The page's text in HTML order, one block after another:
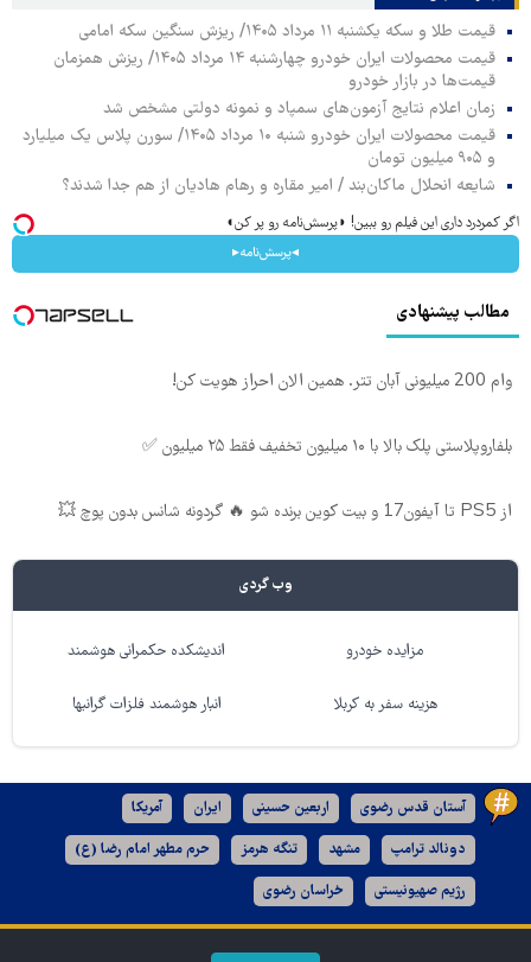
قیمت طلا و سکه یکشنبه ۱۱ مرداد ۱۴۰۵/ ریزش سنگین سکه امامی
قیمت محصولات ایران خودرو چهارشنبه ۱۴ مرداد ۱۴۰۵/ ریزش همزمان
قیمت‌ها در بازار خودرو
زمان اعلام نتایج آزمون‌های سمپاد و نمونه دولتی مشخص شد
قیمت محصولات ایران خودرو شنبه ۱۰ مرداد ۱۴۰۵/ سورن پلاس یک میلیارد
و ۹۰۵ میلیون تومان
شایعه انحلال ماکان‌بند / امیر مقاره و رهام هادیان از هم جدا شدند؟
اگر کمردرد داری این فیلم رو ببین! ◗پرسش‌نامه رو پر کن◖
◂پرسش‌نامه▸
مطالب پیشنهادی
وام 200 میلیونی آبان تتر. همین الان احراز هویت کن!
بلفاروپلاستی پلک بالا با ۱۰ میلیون تخفیف فقط ۲۵ میلیون ✅
از PS5 تا آیفون17 و بیت کوین برنده شو 🔥 گردونه شانس بدون پوچ 💥
وب گردی
مزایده خودرو اندیشکده حکمرانی هوشمند
هزینه سفر به کربلا انبار هوشمند فلزات گرانبها
آستان قدس رضوی اربعین حسینی ایران آمریکا
دونالد ترامپ مشهد تنگه هرمز حرم مطهر امام رضا (ع)
رژیم صهیونیستی خراسان رضوی